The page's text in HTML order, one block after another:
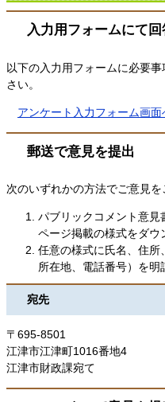
入力用フォームにて回
以下の入力用フォームに必要
さい。
アンケート入力フォーム画面
郵送で意見を提出
次のいずれかの方法でご意見を
パブリックコメント意見
ページ掲載の様式をダウ
任意の様式に氏名、住所
所在地、電話番号）を明
宛先
〒695-8501
江津市江津町1016番地4
江津市財政課宛て